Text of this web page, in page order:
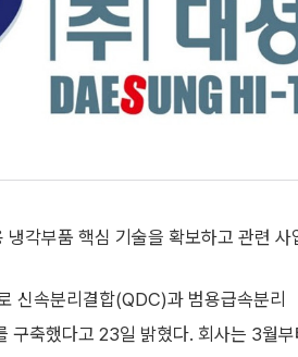
각부품 핵심 기술을 확보하고 관련 사
신속분리결합(QDC)과 범용급속분리
구축했다고 23일 밝혔다. 회사는 3월부